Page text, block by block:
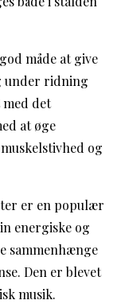
måde at give
under ridning
det
at øge
og
er en populær
energiske og
sammenhænge
Den er blevet
musik.